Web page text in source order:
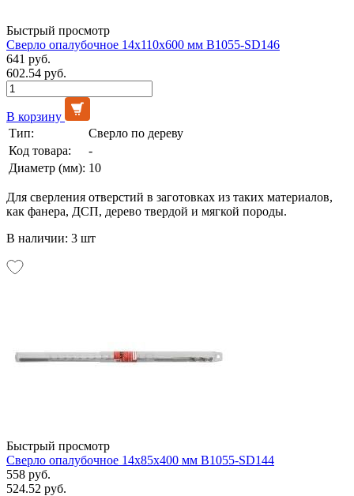
Быстрый просмотр
Сверло опалубочное 14х110х600 мм B1055-SD146
641 руб.
602.54 руб.
В корзину
Тип:
Сверло по дереву
Код товара:
-
Диаметр (мм): 10
Для сверления отверстий в заготовках из таких материалов,
как фанера, ДСП, дерево твердой и мягкой породы.
В наличии: 3 шт
Быстрый просмотр
Сверло опалубочное 14х85х400 мм B1055-SD144
558 руб.
524.52 руб.